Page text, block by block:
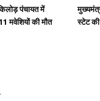
पंचायत में
मवेशियों की मौत
स्टेट की